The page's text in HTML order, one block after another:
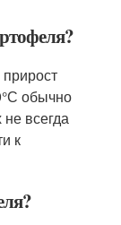
обычно
всегда
к